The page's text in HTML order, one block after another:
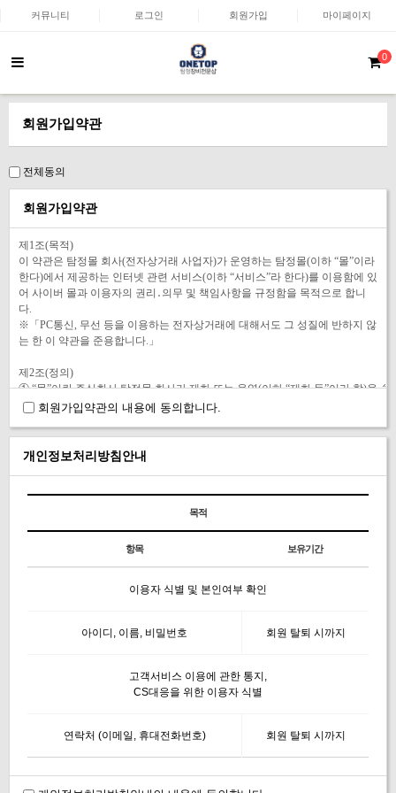
커뮤니티 로그인 회원가입 마이페이지
0
회원가입약관
전체동의
회원가입약관
회원가입약관의 내용에 동의합니다.
개인정보처리방침안내
목적
항목 보유기간
이용자 식별 및 본인여부 확인
아이디, 이름, 비밀번호 회원 탈퇴 시까지
고객서비스 이용에 관한 통지,
CS대응을 위한 이용자 식별
연락처 (이메일, 휴대전화번호) 회원 탈퇴 시까지